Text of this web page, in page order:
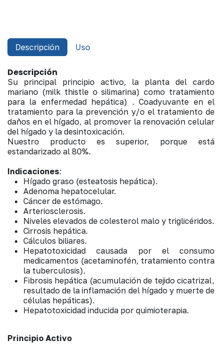
Descripción Uso
Descripción
Su principal principio activo, la planta del cardo
mariano (milk thistle o silimarina) como tratamiento
para la enfermedad hepática) . Coadyuvante en el
tratamiento para la prevención y/o el tratamiento de
daños en el hígado, al promover la renovación celular
del hígado y la desintoxicación.
Nuestro producto es superior, porque está
estandarizado al 80%.
Indicaciones:
Hígado graso (esteatosis hepática).
Adenoma hepatocelular.
Cáncer de estómago.
Arteriosclerosis.
Niveles elevados de colesterol malo y triglicéridos.
Cirrosis hepática.
Cálculos biliares.
Hepatotoxicidad causada por el consumo
medicamentos (acetaminofén, tratamiento contra
la tuberculosis).
Fibrosis hepática (acumulación de tejido cicatrizal,
resultado de la inflamación del hígado y muerte de
células hepáticas).
Hepatotoxicidad inducida por quimioterapia.
Principio Activo